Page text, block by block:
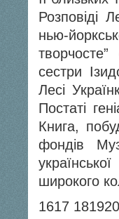
Розповіді
нью-
сестри
Лесі
Постаті
Книга,
фондів
широкого
1617 181920